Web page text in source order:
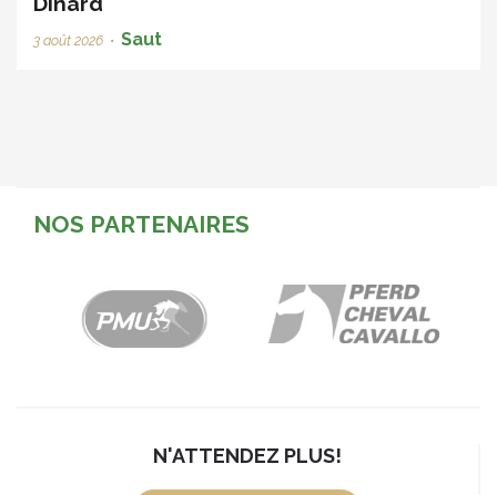
3 août 2026 • Saut
NOS PARTENAIRES
N'ATTENDEZ PLUS!